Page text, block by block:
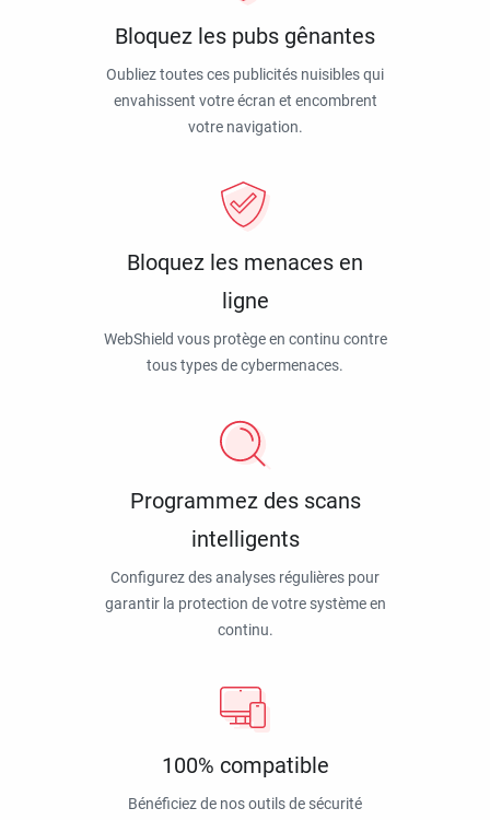
Bloquez les pubs gênantes
Oubliez toutes ces publicités nuisibles qui
envahissent votre écran et encombrent
votre navigation.
Bloquez les menaces en
ligne
WebShield vous protège en continu contre
tous types de cybermenaces.
Programmez des scans
intelligents
Configurez des analyses régulières pour
garantir la protection de votre système en
continu.
100% compatible
Bénéficiez de nos outils de sécurité